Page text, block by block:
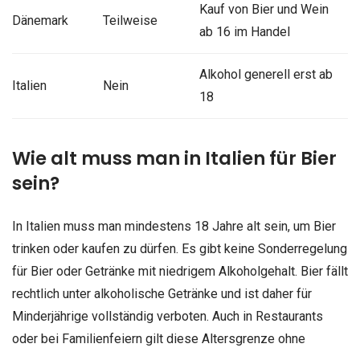
Dänemark Teilweise
Kauf von Bier und Wein
ab 16 im Handel
Italien Nein
Alkohol generell erst ab
18
Wie alt muss man in Italien für Bier
sein?
In Italien muss man mindestens 18 Jahre alt sein, um Bier
trinken oder kaufen zu dürfen. Es gibt keine Sonderregelung
für Bier oder Getränke mit niedrigem Alkoholgehalt. Bier fällt
rechtlich unter alkoholische Getränke und ist daher für
Minderjährige vollständig verboten. Auch in Restaurants
oder bei Familienfeiern gilt diese Altersgrenze ohne